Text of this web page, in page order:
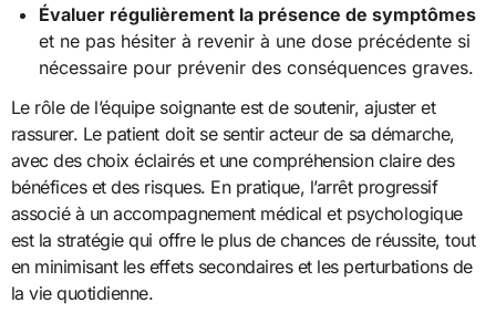
Évaluer régulièrement la présence de symptômes
et ne pas hésiter à revenir à une dose précédente si
nécessaire pour prévenir des conséquences graves.
Le rôle de l’équipe soignante est de soutenir, ajuster et
rassurer. Le patient doit se sentir acteur de sa démarche,
avec des choix éclairés et une compréhension claire des
bénéfices et des risques. En pratique, l’arrêt progressif
associé à un accompagnement médical et psychologique
est la stratégie qui offre le plus de chances de réussite, tout
en minimisant les effets secondaires et les perturbations de
la vie quotidienne.